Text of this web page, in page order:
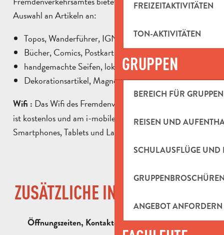
FREIZEITAKTIVITÄTEN
TON-AKTIVITÄTEN
GRUPPEN
BEREICH FÜR GRUPPEN
REISEN UND
SCHULAUSFLÜGE UND
ANGEBOT ANFORDERN
Auswahl an Artikeln an:
Topos, Wanderführer, IGN-Karten,
Bücher, Comics, Postkarten
handgemachte Seifen, lokale Produkte
Dekorationsartikel, Magnete
Wifi : Das Wifi des Fremdenverkehrsamtes
ist kostenlos und am i-mobile-Punkt können Besucher
Smartphones, Tablets und Laptops kostenlos aufladen…
ZUSÄTZLICHE INFORMATIONEN
Öffnungszeiten, Kontaktdaten, Erreichbarkeit …